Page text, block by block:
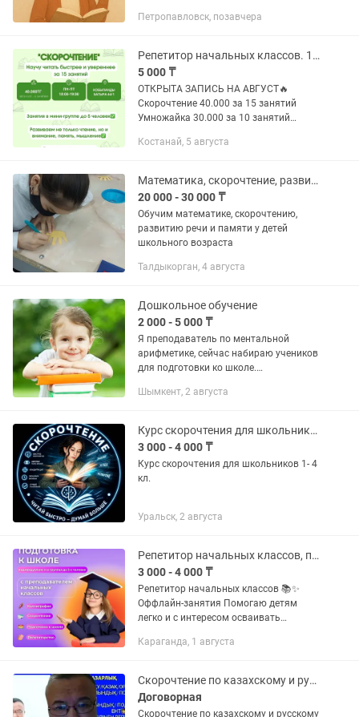
Занимаюсь подготовкой к ЕНТ и
Петропавловск, позавчера
Репетитор начальных классов. 1-4 классы.
5 000 ₸
ОТКРЫТА ЗАПИСЬ НА АВГУСТ🔥
Скорочтение 40.000 за 15 занятий
Умножайка 30.000 за 10 занятий
•Каллиграфия; •Выполнение домашних
Костанай, 5 августа
Математика, скорочтение, развитие речи для детей от 6 лет-10лет
20 000 - 30 000 ₸
Обучим математике, скорочтению,
развитию речи и памяти у детей
школьного возраста
Талдыкорган, 4 августа
Дошкольное обучение
2 000 - 5 000 ₸
Я преподаватель по ментальной
арифметике, сейчас набираю учеников
для подготовки ко школе.
занятия: Малыши 3-5 лет: азбука, счет,
и...
Шымкент, 2 августа
Курс скорочтения для школьников
3 000 - 4 000 ₸
Курс скорочтения для школьников 1- 4
кл.
Уральск, 2 августа
Репетитор начальных классов, подготовка к школе, скорочтение и каллиграфия.
3 000 - 4 000 ₸
Репетитор начальных классов 📚✨
Оффлайн-занятия Помогаю детям
легко и с интересом осваивать
– развиваем скорость чтения,
Каллиграфия –...
Караганда, 1 августа
Скорочтение по казахскому и русскому языку
Договорная
Скорочтение по казахскому и русскому